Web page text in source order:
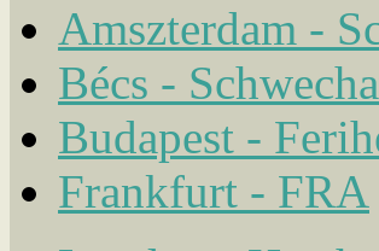
Amszterdam -
Bécs -
Budapest -
Frankfurt - FRA